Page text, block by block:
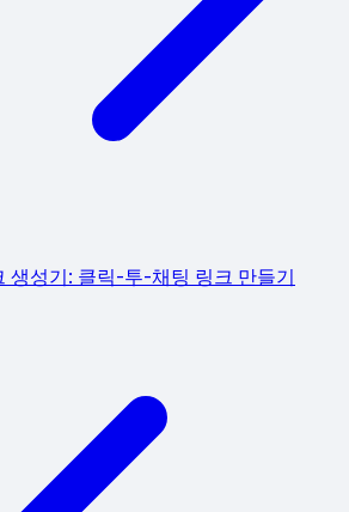
생성기: 클릭-투-채팅 링크 만들기